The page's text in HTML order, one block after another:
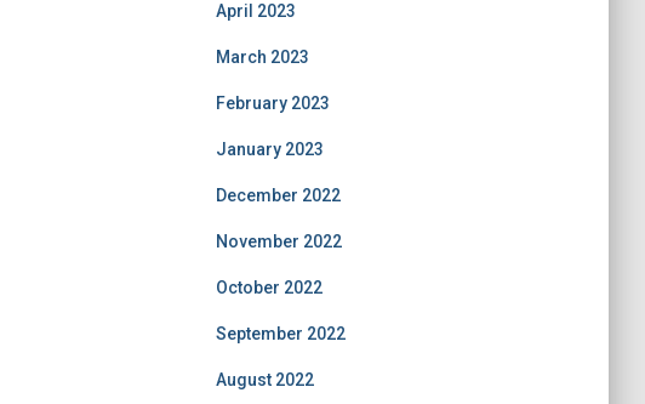
April 2023
March 2023
February 2023
January 2023
December 2022
November 2022
October 2022
September 2022
August 2022